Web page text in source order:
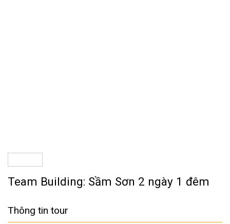
Team Building: Sầm Sơn 2 ngày 1 đêm
Thông tin tour